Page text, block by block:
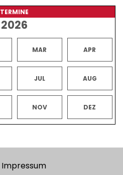
TERMINE
2026
MAR APR
JUL AUG
NOV DEZ
Impressum